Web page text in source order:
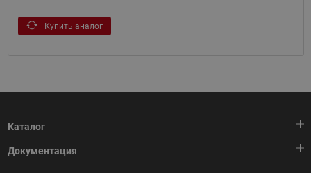
Купить аналог
Каталог
Тепловая автоматика
Документация